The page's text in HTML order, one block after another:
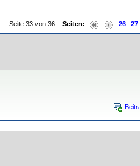
Seite 33 von 36 Seiten: 26 27